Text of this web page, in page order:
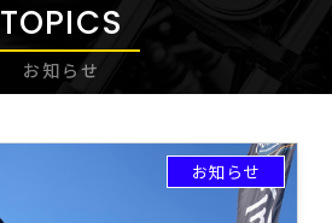
TOPICS
お知らせ
お知らせ